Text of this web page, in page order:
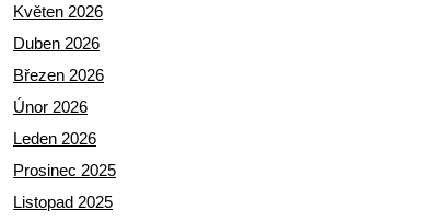
Květen 2026
Duben 2026
Březen 2026
Únor 2026
Leden 2026
Prosinec 2025
Listopad 2025